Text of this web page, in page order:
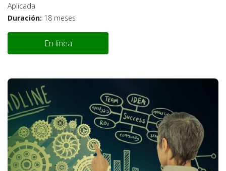
Aplicada
Duración: 18 meses
En linea